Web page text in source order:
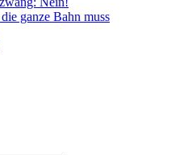
ganze Bahn muss